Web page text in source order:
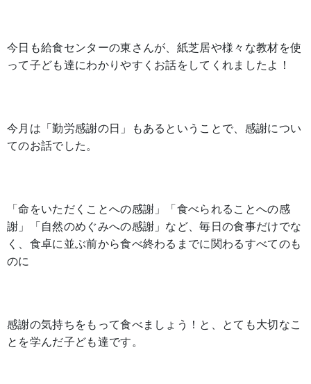
今日も給食センターの東さんが、紙芝居や様々な教材を使
って子ども達にわかりやすくお話をしてくれましたよ！
今月は「勤労感謝の日」もあるということで、感謝につい
てのお話でした。
「命をいただくことへの感謝」「食べられることへの感
謝」「自然のめぐみへの感謝」など、毎日の食事だけでな
く、食卓に並ぶ前から食べ終わるまでに関わるすべてのも
のに
感謝の気持ちをもって食べましょう！と、とても大切なこ
とを学んだ子ども達です。